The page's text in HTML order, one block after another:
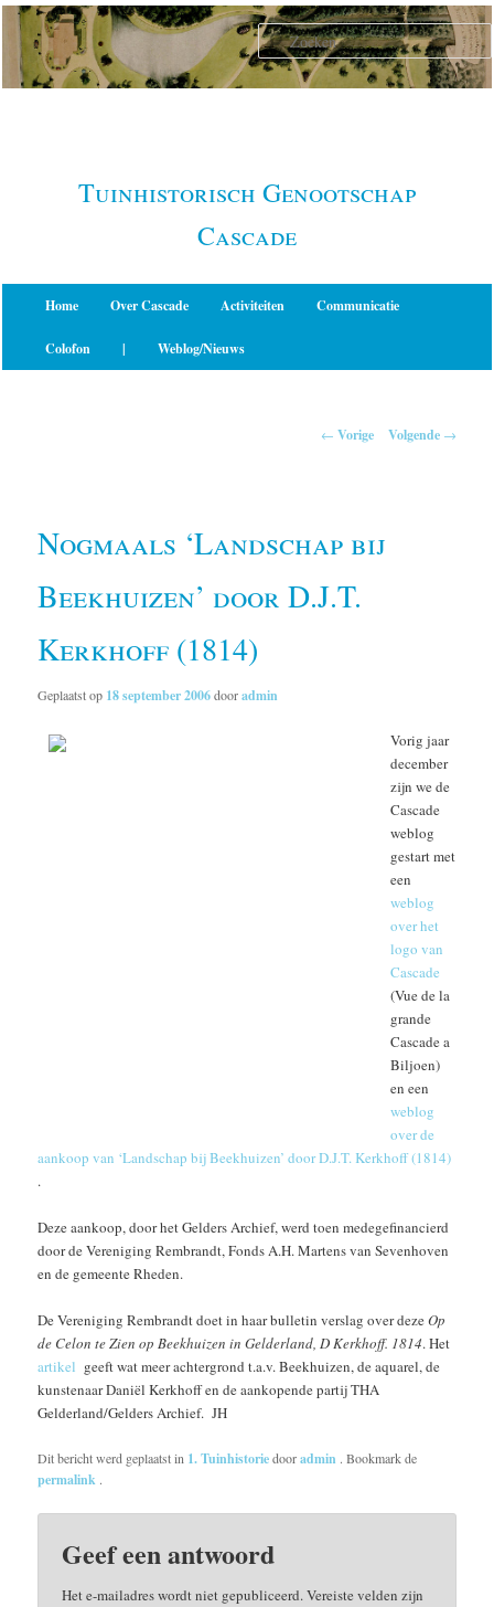
Spring
naar
primaire
Tuinhistorisch Genootschap
Cascade
Home Over Cascade Activiteiten Communicatie
Colofon | Weblog/Nieuws
← Vorige Volgende →
Nogmaals ‘Landschap bij
Beekhuizen’ door D.J.T.
Kerkhoff (1814)
Geplaatst op 18 september 2006dooradmin
Vorig jaar
december
zijn we de
Cascade
weblog
gestart met
een
weblog
over het
logo van
Cascade
(Vue de la
grande
Cascade a
Biljoen)
en een
weblog
over de
aankoop van ‘Landschap bij Beekhuizen’ door D.J.T. Kerkhoff (1814)
.
Deze aankoop, door het Gelders Archief, werd toen medegefinancierd
door de Vereniging Rembrandt, Fonds A.H. Martens van Sevenhoven
en de gemeente Rheden.
De Vereniging Rembrandt doet in haar bulletin verslag over dezeOp
de Celon te Zien op Beekhuizen in Gelderland, D Kerkhoff. 1814. Het
artikel geeft wat meer achtergrond t.a.v. Beekhuizen, de aquarel, de
kunstenaar Daniël Kerkhoff en de aankopende partij THA
Gelderland/Gelders Archief. JH
Dit bericht werd geplaatst in 1. Tuinhistoriedooradmin . Bookmark de
permalink .
Geef een antwoord
Het e-mailadres wordt niet gepubliceerd.Vereiste velden zijn